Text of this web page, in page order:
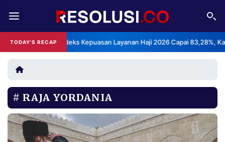
TODAY'S RECAP
BPS: Indeks Kepuasan Layanan Haji 2026 Capai 83,28%, Kategori
REDAKSI TENTANG
RESOLUSI IKLAN
RUBRIKASI
EDITORIAL AKSARA
FINANSIA PERSONA
RAJA YORDANIA